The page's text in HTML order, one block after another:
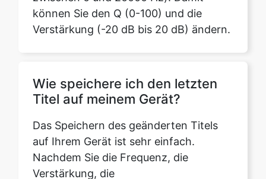
Wie speichere ich den letzten
auf Ihrem Gerät ist sehr einfach.
Nachdem Sie die Frequenz, die
Verstärkung, die
Wiedergabegeschwindigkeit oder das
Schneiden des Audios an Ihre
Anforderungen angepasst haben,